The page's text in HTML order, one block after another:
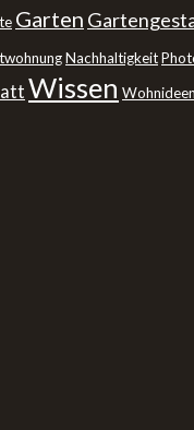
Garten
Nachhaltigkeit
Wissen Wohnideen